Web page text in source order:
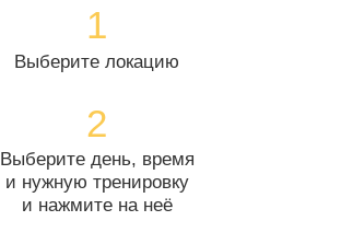
Выберите локацию
Выберите день, время
и нужную тренировку
и нажмите на неё
1
2